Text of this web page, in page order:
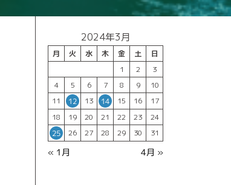
2024年3月
月 火 水 木 金 土
日
1
2
3
4
5 6 7 8 9
10
11
12 13 14 15 16
17
18
19 20 21 22 23 24
25 26 27 28 29 30 31
« 1月 4月 »